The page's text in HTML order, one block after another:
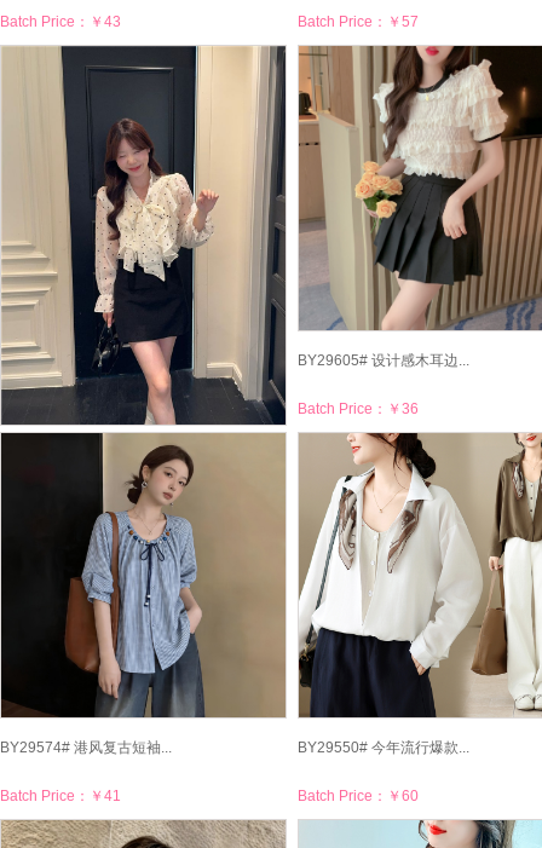
Batch Price： ￥43 Batch Price： ￥57
BY29614# 原版面料荷叶...
￥43
BY29605# 设计感木耳边...
Batch Price： ￥36
BY29574# 港风复古短袖...
Batch Price： ￥41
BY29550# 今年流行爆款...
Batch Price： ￥60